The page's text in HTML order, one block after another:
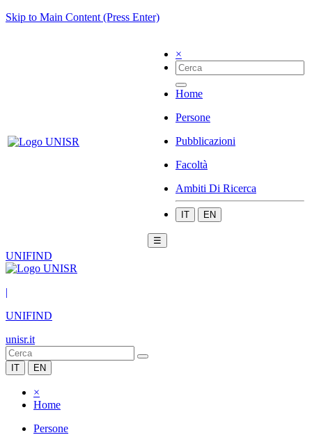
Skip to Main Content (Press Enter)
×
Home
Persone
Pubblicazioni
Facoltà
Ambiti Di Ricerca
IT EN
☰
UNIFIND
|
UNIFIND
unisr.it
IT EN
×
Home
Persone